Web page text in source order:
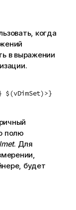
когда
в выражении
$(vDimSet)>}
полю
. Для
будет